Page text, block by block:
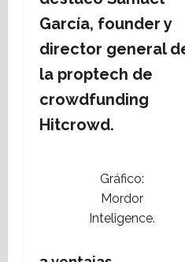
García, founder y
director general
la proptech de
crowdfunding
Hitcrowd.
Gráfico:
Mordor
Inteligence.